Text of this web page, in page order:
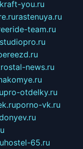
kraft-you.ru
rastenuya.ru
team.ru
news.ru
pro-otdelky.ru
porno-vk.ru
hostel-65.ru